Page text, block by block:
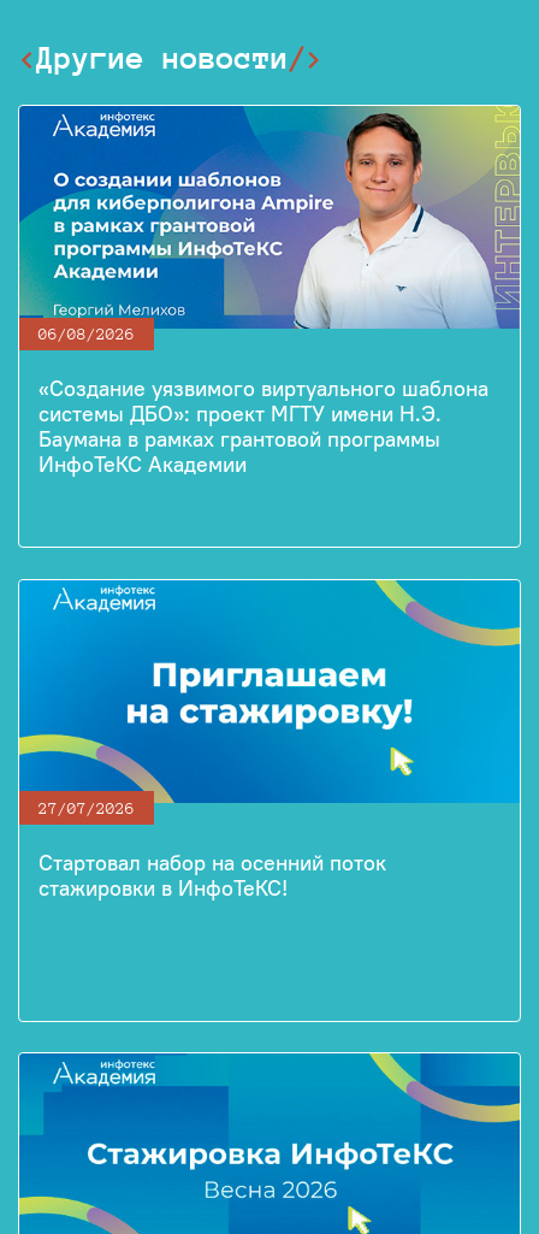
Другие новости
06/08/2026
«Создание уязвимого виртуального шаблона
системы ДБО»: проект МГТУ имени Н.Э.
Баумана в рамках грантовой программы
ИнфоТеКС Академии
27/07/2026
Стартовал набор на осенний поток
стажировки в ИнфоТеКС!